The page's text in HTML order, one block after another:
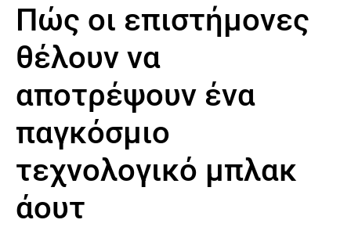
Πώς οι επιστήμονες
θέλουν να
αποτρέψουν ένα
παγκόσμιο
τεχνολογικό μπλακ
άουτ